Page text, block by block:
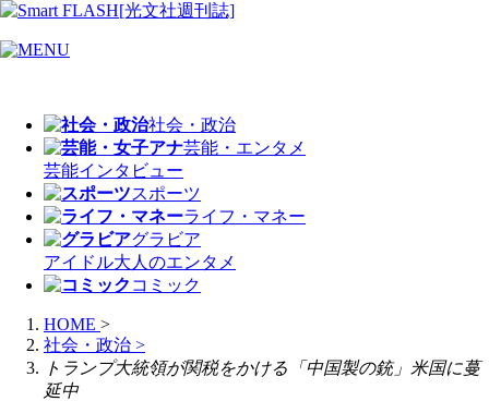
社会・政治
芸能・エンタメ
芸能インタビュー
スポーツ
ライフ・マネー
グラビア
アイドル大人のエンタメ
コミック
HOME >
社会・政治 >
トランプ大統領が関税をかける「中国製の銃」米国に蔓
延中